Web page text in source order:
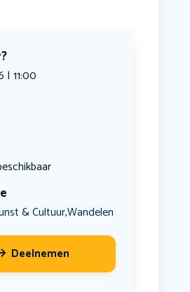
| 11:00
& Cultuur,Wandelen
Deelnemen